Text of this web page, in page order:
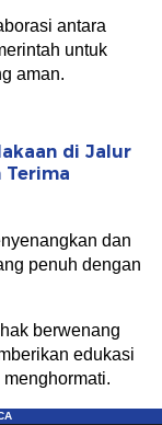
antara
untuk
aman.
di Jalur
dan
penuh dengan
berwenang
edukasi